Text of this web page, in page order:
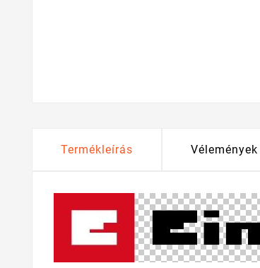
Termékleírás Vélemények